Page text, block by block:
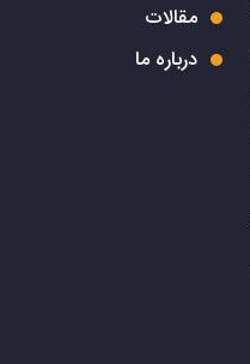
مقالات
درباره ما